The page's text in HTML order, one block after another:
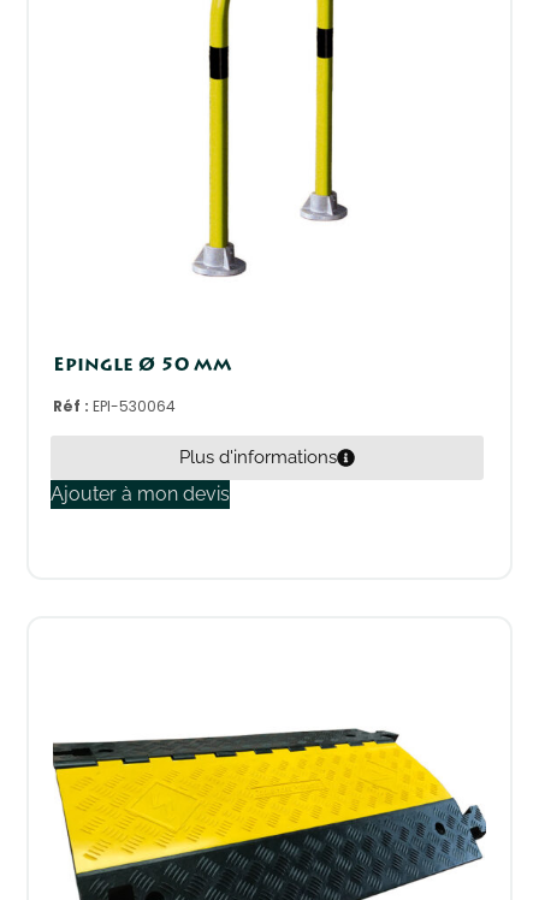
Epingle Ø 50 mm
Réf :EPI-530064
Plus d'informations
Ajouter à mon devis